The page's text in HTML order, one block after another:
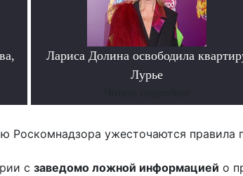
Лариса Долина освободила
Лурье
Роскомнадзора ужесточаются правила
с заведомо ложной информацией о